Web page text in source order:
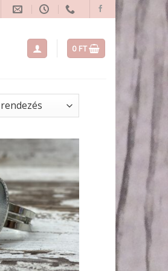
0 FT